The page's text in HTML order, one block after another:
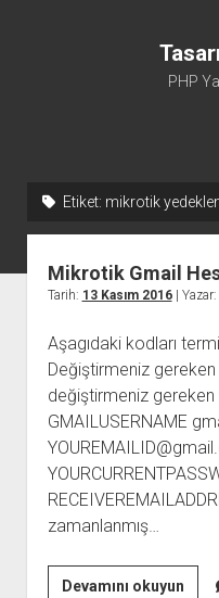
PHP
Etiket: mikrotik
Mikrotik Gmail
Tarih: 13 Kasım 2016| Yazar:
Aşagıdaki kodları
Değiştirmeniz
değiştirmeniz
GMAILUSERNAME
zamanlanmış…
Devamını okuyun